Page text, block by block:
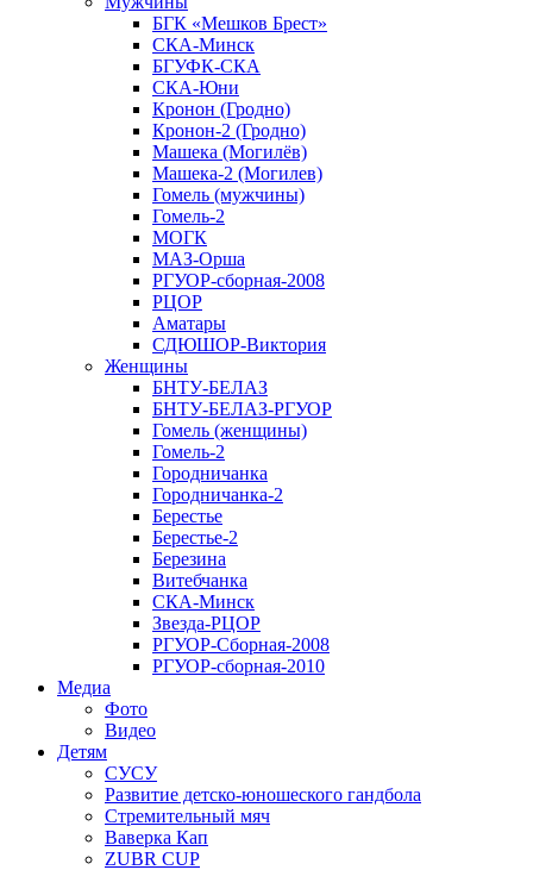
БГК «Мешков Брест»
СКА-Минск
БГУФК-СКА
СКА-Юни
Кронон (Гродно)
Кронон-2 (Гродно)
Машека (Могилёв)
Машека-2 (Могилев)
Гомель (мужчины)
Гомель-2
МОГК
МАЗ-Орша
РГУОР-сборная-2008
РЦОР
Аматары
СДЮШОР-Виктория
Женщины
БНТУ-БЕЛАЗ
БНТУ-БЕЛАЗ-РГУОР
Гомель (женщины)
Гомель-2
Городничанка
Городничанка-2
Берестье
Берестье-2
Березина
Витебчанка
СКА-Минск
Звезда-РЦОР
РГУОР-Сборная-2008
РГУОР-сборная-2010
Медиа
Фото
Видео
Детям
СУСУ
Развитие детско-юношеского гандбола
Стремительный мяч
Ваверка Кап
ZUBR CUP